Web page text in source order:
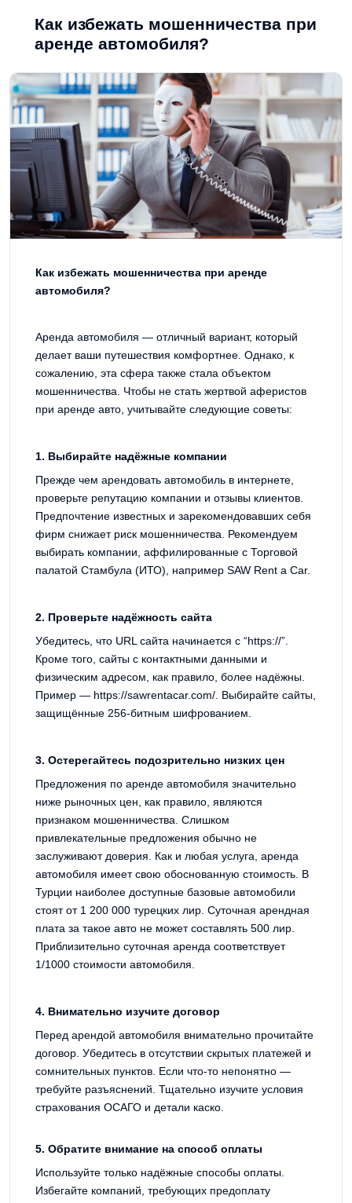
Как избежать мошенничества при
аренде автомобиля?
Как избежать мошенничества при аренде
автомобиля?
Аренда автомобиля — отличный вариант, который
делает ваши путешествия комфортнее. Однако, к
сожалению, эта сфера также стала объектом
мошенничества. Чтобы не стать жертвой аферистов
при аренде авто, учитывайте следующие советы:
1. Выбирайте надёжные компании
Прежде чем арендовать автомобиль в интернете,
проверьте репутацию компании и отзывы клиентов.
Предпочтение известных и зарекомендовавших себя
фирм снижает риск мошенничества. Рекомендуем
выбирать компании, аффилированные с Торговой
палатой Стамбула (ИТО), например SAW Rent a Car.
2. Проверьте надёжность сайта
Убедитесь, что URL сайта начинается с “https://”.
Кроме того, сайты с контактными данными и
физическим адресом, как правило, более надёжны.
Пример — https://sawrentacar.com/. Выбирайте сайты,
защищённые 256-битным шифрованием.
3. Остерегайтесь подозрительно низких цен
Предложения по аренде автомобиля значительно
ниже рыночных цен, как правило, являются
признаком мошенничества. Слишком
привлекательные предложения обычно не
заслуживают доверия. Как и любая услуга, аренда
автомобиля имеет свою обоснованную стоимость. В
Турции наиболее доступные базовые автомобили
стоят от 1 200 000 турецких лир. Суточная арендная
плата за такое авто не может составлять 500 лир.
Приблизительно суточная аренда соответствует
1/1000 стоимости автомобиля.
4. Внимательно изучите договор
Перед арендой автомобиля внимательно прочитайте
договор. Убедитесь в отсутствии скрытых платежей и
сомнительных пунктов. Если что-то непонятно —
требуйте разъяснений. Тщательно изучите условия
страхования ОСАГО и детали каско.
5. Обратите внимание на способ оплаты
Используйте только надёжные способы оплаты.
Избегайте компаний, требующих предоплату